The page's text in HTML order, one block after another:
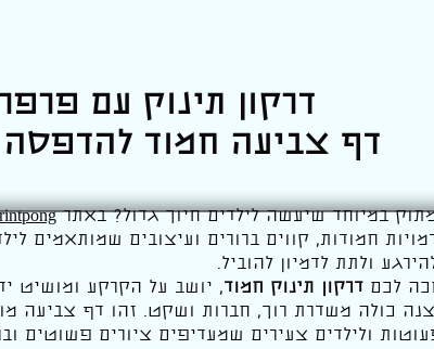
דרקון תינוק עם
דף צביעה חמוד להדפסה
במיוחד שיעשה לילדים חיוך גדול? באתר
חמודות, קווים ברורים ועיצובים שמותאמים
ולתת לדמיון להוביל.
לכם דרקון תינוק חמוד, יושב על הקרקע ומושיט
כולה משדרת רוך, חברות ושקט. זהו דף צביעה
ולילדים צעירים שמעדיפים ציורים פשוטים